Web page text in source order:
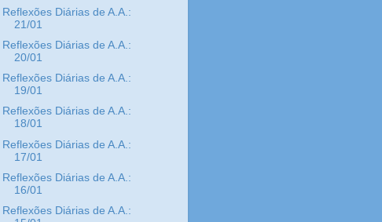
Reflexões Diárias de A.A.:
21/01
Reflexões Diárias de A.A.:
20/01
Reflexões Diárias de A.A.:
19/01
Reflexões Diárias de A.A.:
18/01
Reflexões Diárias de A.A.:
17/01
Reflexões Diárias de A.A.:
16/01
Reflexões Diárias de A.A.: